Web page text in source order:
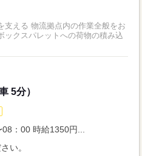
える 物流拠点内の作業全般をお
5分）
：00 時給1350円...
い。